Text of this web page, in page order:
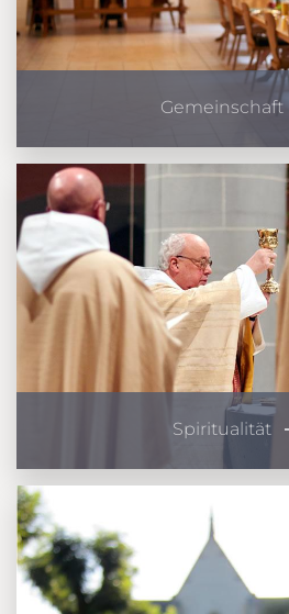
Gemeinschaft
Spiritualität